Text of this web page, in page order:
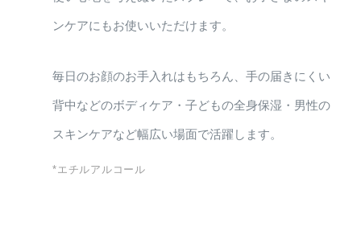
ンケアにもお使いいただけます。
毎日のお顔のお手入れはもちろん、手の届きにくい
背中などのボディケア・子どもの全身保湿・男性の
スキンケアなど幅広い場面で活躍します。
*エチルアルコール